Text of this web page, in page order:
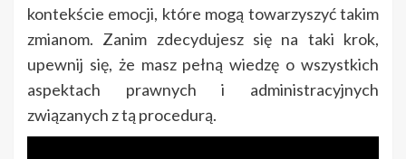
kontekście emocji, które mogą towarzyszyć takim
zmianom. Zanim zdecydujesz się na taki krok,
upewnij się, że masz pełną wiedzę o wszystkich
aspektach prawnych i administracyjnych
związanych z tą procedurą.